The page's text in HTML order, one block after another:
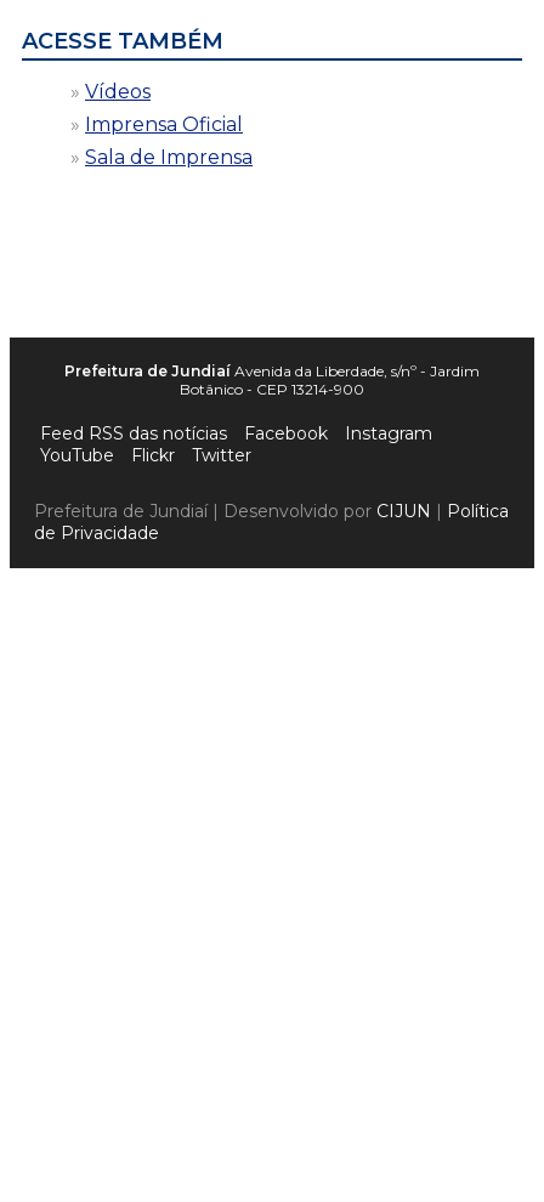
ACESSE TAMBÉM
Vídeos
Imprensa Oficial
Sala de Imprensa
Prefeitura de Jundiaí Avenida da Liberdade, s/nº - Jardim
Botânico - CEP 13214-900
Feed RSS das notícias Facebook
Instagram
YouTube
Flickr Twitter
Prefeitura de Jundiaí | Desenvolvido por CIJUN | Política
de Privacidade